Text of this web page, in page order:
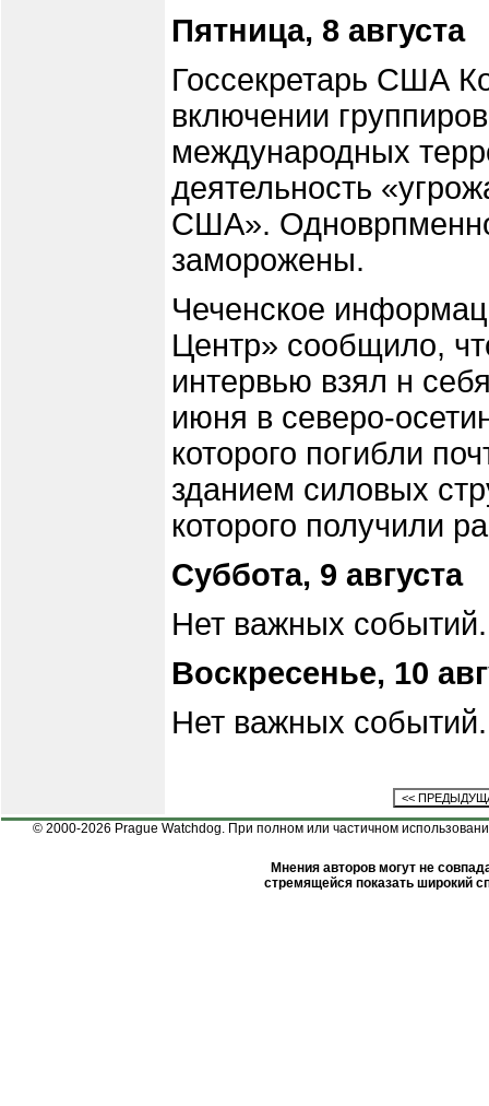
Пятница, 8 августа
Госсекретарь США
включении
международных
деятельность
США».
заморожены.
Чеченское
Центр» сообщило,
интервью взял н
июня в северо-
которого погибли
зданием силовых
которого получили
Суббота, 9 августа
Нет важных событий.
Воскресенье, 10
Нет важных событий.
© 2000-2026 Prague Watchdog. При полном или частичном
Мнения авторов могут не
стремящейся показать широкий